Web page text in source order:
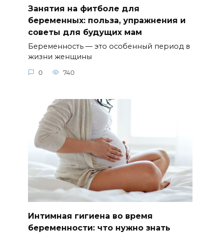
Занятия на фитболе для
беременных: польза, упражнения и
советы для будущих мам
Беременность — это особенный период в
жизни женщины
0 740
Интимная гигиена во время
беременности: что нужно знать